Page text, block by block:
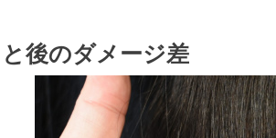
後のダメージ差